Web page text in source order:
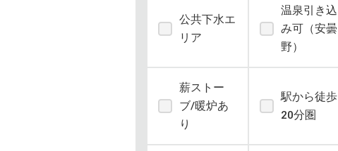
公共下水エ
リア
温泉引き込
み可（安曇
野）
薪ストー
ブ/暖炉あ
り
駅から徒歩
20分圏